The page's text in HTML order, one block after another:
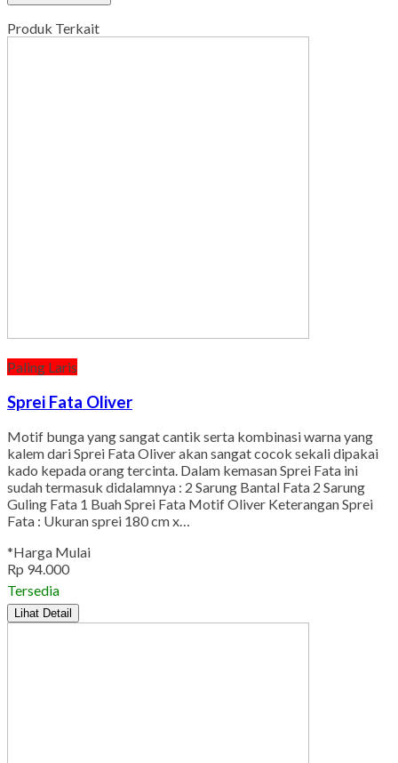
Produk Terkait
Paling Laris
Sprei Fata Oliver
Motif bunga yang sangat cantik serta kombinasi warna yang
kalem dari Sprei Fata Oliver akan sangat cocok sekali dipakai
kado kepada orang tercinta. Dalam kemasan Sprei Fata ini
sudah termasuk didalamnya : 2 Sarung Bantal Fata 2 Sarung
Guling Fata 1 Buah Sprei Fata Motif Oliver Keterangan Sprei
Fata : Ukuran sprei 180 cm x…
*Harga Mulai
Rp 94.000
Tersedia
Lihat Detail